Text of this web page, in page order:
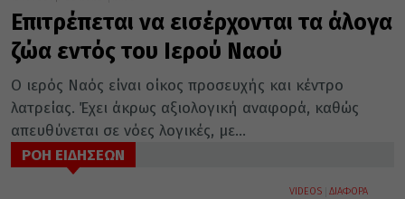
Επιτρέπεται να εισέρχονται τα άλογα
ζώα εντός του Ιερού Ναού
Ο ιερός Ναός είναι οίκος προσευχής και κέντρο
λατρείας. Έχει άκρως αξιολογική αναφορά, καθώς
απευθύνεται σε νόες λογικές, με...
ΡΟΗ ΕΙΔΗΣΕΩΝ
VIDEOS
ΔΙΑΦΟΡΑ